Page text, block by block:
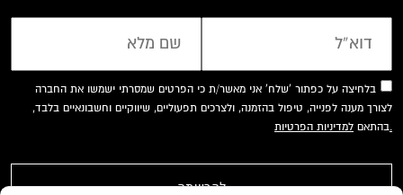
בלחיצה על כפתור 'שלח' אני מאשר/ת כי הפרטים שמסרתי ישמשו את החברה
לצורך מענה לפנייה, טיפול בהזמנה, ולצרכים תפעוליים, שיווקיים וחשבונאיים בלבד,
בהתאםלמדיניות הפרטיות.